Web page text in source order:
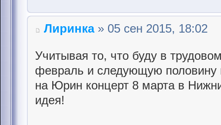
Лиринка» 05 сен 2015, 18:02
Учитывая то, что буду в
февраль и следующую половину
на Юрин концерт 8 марта в
идея!